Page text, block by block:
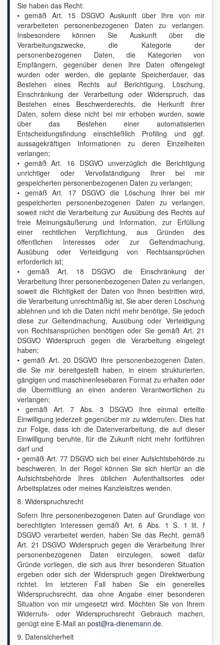
Sie haben das Recht:
• gemäß Art. 15 DSGVO Auskunft über Ihre von mir
verarbeiteten personenbezogenen Daten zu verlangen.
Insbesondere können Sie Auskunft über die
Verarbeitungszwecke, die Kategorie der
personenbezogenen Daten, die Kategorien von
Empfängern, gegenüber denen Ihre Daten offengelegt
wurden oder werden, die geplante Speicherdauer, das
Bestehen eines Rechts auf Berichtigung, Löschung,
Einschränkung der Verarbeitung oder Widerspruch, das
Bestehen eines Beschwerderechts, die Herkunft ihrer
Daten, sofern diese nicht bei mir erhoben wurden, sowie
über das Bestehen einer automatisierten
Entscheidungsfindung einschließlich Profiling und ggf.
aussagekräftigen Informationen zu deren Einzelheiten
verlangen;
• gemäß Art. 16 DSGVO unverzüglich die Berichtigung
unrichtiger oder Vervollständigung Ihrer bei mir
gespeicherten personenbezogenen Daten zu verlangen;
• gemäß Art. 17 DSGVO die Löschung Ihrer bei mir
gespeicherten personenbezogenen Daten zu verlangen,
soweit nicht die Verarbeitung zur Ausübung des Rechts auf
freie Meinungsäußerung und Information, zur Erfüllung
einer rechtlichen Verpflichtung, aus Gründen des
öffentlichen Interesses oder zur Geltendmachung,
Ausübung oder Verteidigung von Rechtsansprüchen
erforderlich ist;
• gemäß Art. 18 DSGVO die Einschränkung der
Verarbeitung Ihrer personenbezogenen Daten zu verlangen,
soweit die Richtigkeit der Daten von Ihnen bestritten wird,
die Verarbeitung unrechtmäßig ist, Sie aber deren Löschung
ablehnen und ich die Daten nicht mehr benötige, Sie jedoch
diese zur Geltendmachung, Ausübung oder Verteidigung
von Rechtsansprüchen benötigen oder Sie gemäß Art. 21
DSGVO Widerspruch gegen die Verarbeitung eingelegt
haben;
• gemäß Art. 20 DSGVO Ihre personenbezogenen Daten,
die Sie mir bereitgestellt haben, in einem strukturierten,
gängigen und maschinenlesebaren Format zu erhalten oder
die Übermittlung an einen anderen Verantwortlichen zu
verlangen;
• gemäß Art. 7 Abs. 3 DSGVO Ihre einmal erteilte
Einwilligung jederzeit gegenüber mir zu widerrufen. Dies hat
zur Folge, dass ich die Datenverarbeitung, die auf dieser
Einwilligung beruhte, für die Zukunft nicht mehr fortführen
darf und
• gemäß Art. 77 DSGVO sich bei einer Aufsichtsbehörde zu
beschweren. In der Regel können Sie sich hierfür an die
Aufsichtsbehörde Ihres üblichen Aufenthaltsortes oder
Arbeitsplatzes oder meines Kanzleisitzes wenden.
8. Widerspruchsrecht
Sofern Ihre personenbezogenen Daten auf Grundlage von
berechtigten Interessen gemäß Art. 6 Abs. 1 S. 1 lit. f
DSGVO verarbeitet werden, haben Sie das Recht, gemäß
Art. 21 DSGVO Widerspruch gegen die Verarbeitung Ihrer
personenbezogenen Daten einzulegen, soweit dafür
Gründe vorliegen, die sich aus Ihrer besonderen Situation
ergeben oder sich der Widerspruch gegen Direktwerbung
richtet. Im letzteren Fall haben Sie ein generelles
Widerspruchsrecht, das ohne Angabe einer besonderen
Situation von mir umgesetzt wird. Möchten Sie von Ihrem
Widerrufs- oder Widerspruchsrecht Gebrauch machen,
genügt eine E-Mail an post@ra-dienemann.de.
9. Datensicherheit